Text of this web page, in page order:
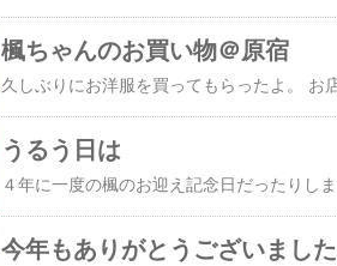
楓ちゃんのお買い物＠原宿
うるう日は
今年もありがとうございました